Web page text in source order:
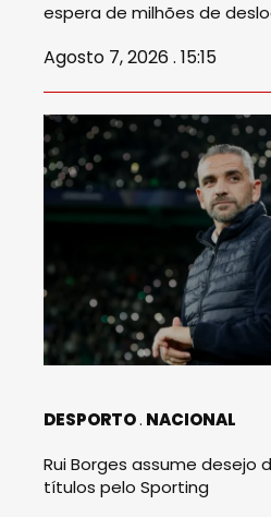
espera de milhões de
Agosto 7, 2026 . 15:15
DESPORTO NACIONAL
Rui Borges assume desejo
títulos pelo Sporting